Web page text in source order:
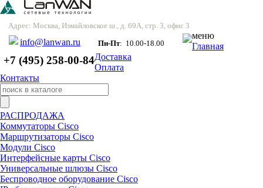
Адрес: Москва, Измайловское ш., д. 69А, стр. 3, офис 3
info@lanwan.ru Пн-Пт: 10.00-18.00
+7 (495) 258-00-84
меню
Главная
Доставка
Оплата
Контакты
РАСПРОДАЖА
Коммутаторы Cisco
Маршрутизаторы Cisco
Модули Cisco
Интерфейсные карты Cisco
Универсальные шлюзы Cisco
Беспроводное оборудование Cisco